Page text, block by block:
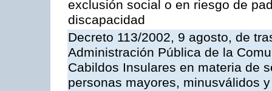
exclusión social o en riesgo de
discapacidad
Decreto 113/2002, 9 agosto, de
Administración Pública de la
Cabildos Insulares en materia de
personas mayores, minusválidos